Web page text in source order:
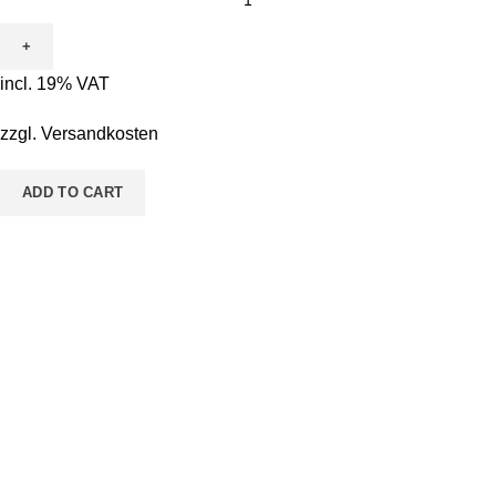
incl. 19% VAT
zzgl. Versandkosten
ADD TO CART